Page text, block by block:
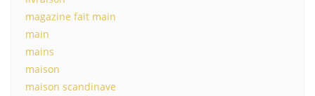
magazine fait main
main
mains
maison
maison scandinave